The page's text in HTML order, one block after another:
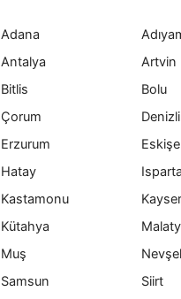
Adana
Antalya
Artvin
Bitlis
Bolu
Çorum
Denizli
Erzurum
Hatay
Isparta
Kastamonu
Kütahya
Muş
Samsun
Siirt